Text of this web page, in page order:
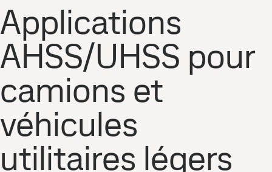
Applications
AHSS/UHSS pour
camions et
véhicules
utilitaires légers